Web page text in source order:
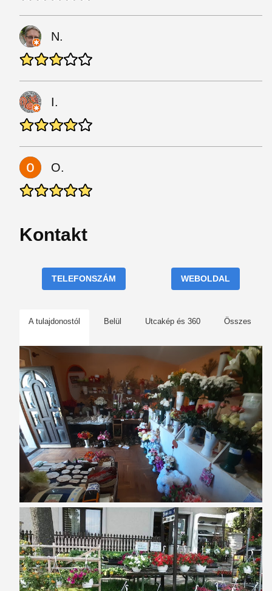
N.
I.
O.
Kontakt
TELEFONSZÁM WEBOLDAL
A tulajdonostól Belül Utcakép és 360 Összes